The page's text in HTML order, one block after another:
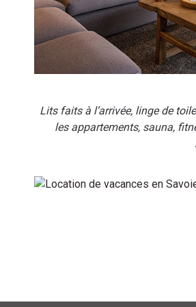
Lits faits à l’arrivée, linge de
les appartements, sauna,